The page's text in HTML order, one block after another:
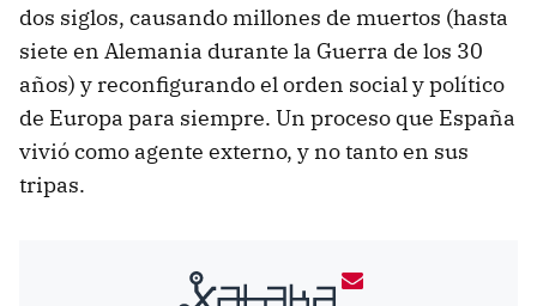
dos siglos, causando millones de muertos (hasta
siete en Alemania durante la Guerra de los 30
años) y reconfigurando el orden social y político
de Europa para siempre. Un proceso que España
vivió como agente externo, y no tanto en sus
tripas.